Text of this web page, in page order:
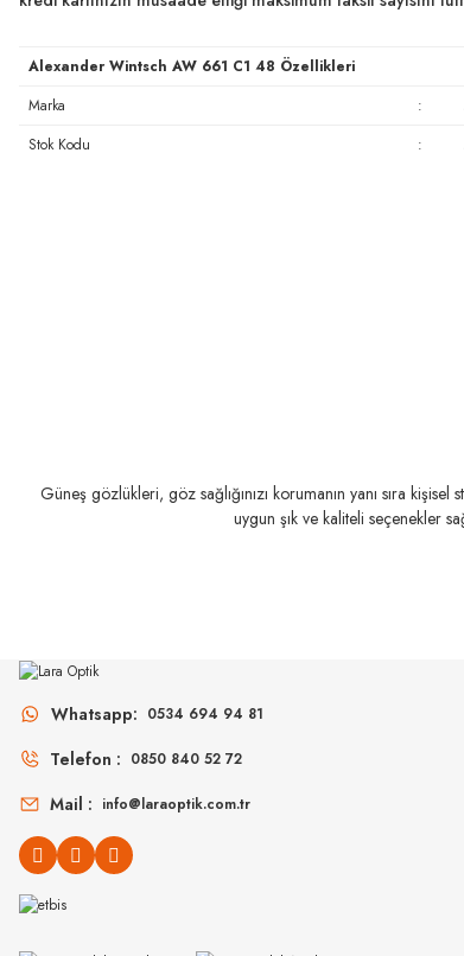
Alexander Wintsch AW 661 C1 48 Özellikleri
Marka
:
Stok Kodu
:
SLASTIK
SLASTIK
Güneş gözlükleri, göz sağlığınızı korumanın yanı sıra
uygun şık ve kaliteli seçenekler
Whatsapp: 0534 694 94 81
Telefon : 0850 840 52 72
Mail : info@laraoptik.com.tr